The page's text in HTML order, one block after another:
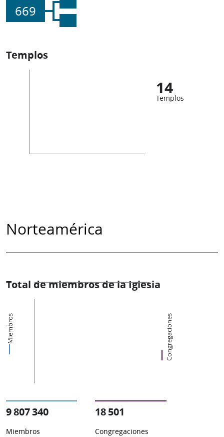
669
Templos
14
Templos
Norteamérica
Total de miembros de la Iglesia
Miembros Congregaciones
9 807 340
Miembros
18 501
Congregaciones